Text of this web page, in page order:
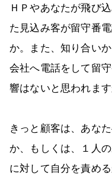
ＨＰやあなたが飛び
た見込み客が留守番
か。また、知り合い
会社へ電話をして留
響はないと思われます
きっと顧客は、あな
か、もしくは、１人
に対して自分を責め